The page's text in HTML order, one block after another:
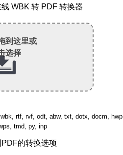
WBK 转 PDF 转换器
到这里或
选择
rtf, rvf, odt, abw, txt, dotx, docm, hwp,
tmd, py, inp
的转换选项